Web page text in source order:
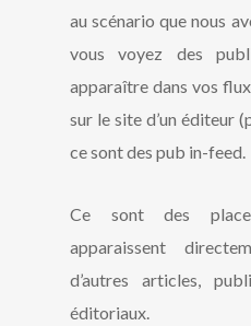
au scénario que nous
vous voyez des
apparaître dans vos
sur le site d’un éditeur
ce sont des pub in-feed.
Ce sont des
apparaissent
d’autres articles,
éditoriaux.